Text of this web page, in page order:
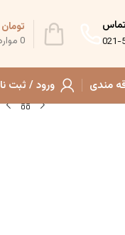
021-
0
تومان
مندی
ورود / ثبت